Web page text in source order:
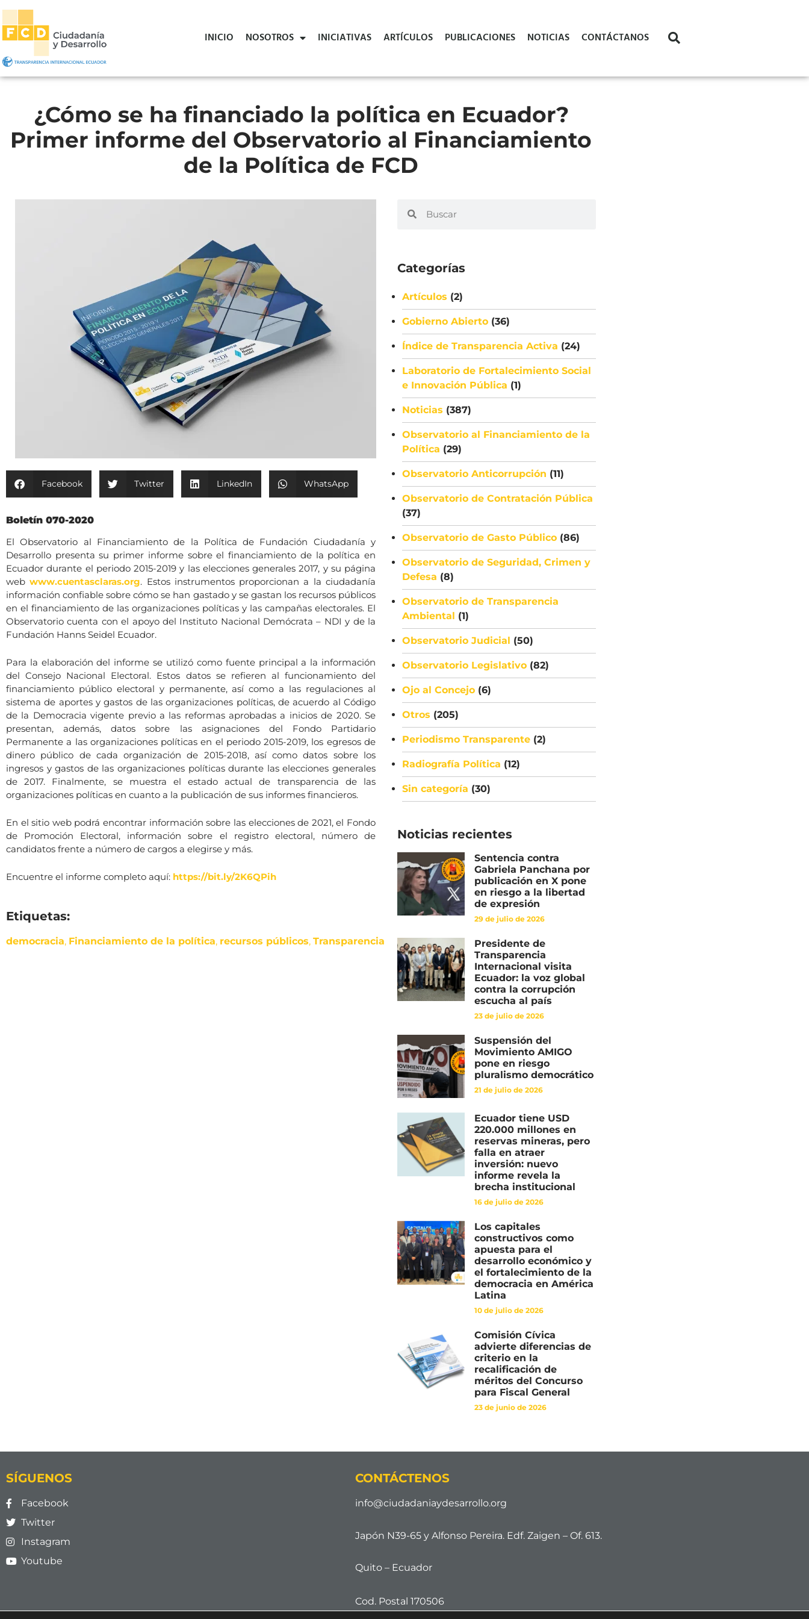
INICIO NOSOTROS INICIATIVAS ARTÍCULOS PUBLICACIONES NOTICIAS CONTÁCTANOS
¿Cómo se ha financiado la política en Ecuador?
Primer informe del Observatorio al Financiamiento
de la Política de FCD
Facebook Twitter LinkedIn WhatsApp
Boletín 070-2020
El Observatorio al Financiamiento de la Política de Fundación Ciudadanía y
Desarrollo presenta su primer informe sobre el financiamiento de la política en
Ecuador durante el periodo 2015-2019 y las elecciones generales 2017, y su página
webwww.cuentasclaras.org. Estos instrumentos proporcionan a la ciudadanía
información confiable sobre cómo se han gastado y se gastan los recursos públicos
en el financiamiento de las organizaciones políticas y las campañas electorales. El
Observatorio cuenta con el apoyo del Instituto Nacional Demócrata – NDI y de la
Fundación Hanns Seidel Ecuador.
Para la elaboración del informe se utilizó como fuente principal a la información
del Consejo Nacional Electoral. Estos datos se refieren al funcionamiento del
financiamiento público electoral y permanente, así como a las regulaciones al
sistema de aportes y gastos de las organizaciones políticas, de acuerdo al Código
de la Democracia vigente previo a las reformas aprobadas a inicios de 2020. Se
presentan, además, datos sobre las asignaciones del Fondo Partidario
Permanente a las organizaciones políticas en el periodo 2015-2019, los egresos de
dinero público de cada organización de 2015-2018, así como datos sobre los
ingresos y gastos de las organizaciones políticas durante las elecciones generales
de 2017. Finalmente, se muestra el estado actual de transparencia de las
organizaciones políticas en cuanto a la publicación de sus informes financieros.
En el sitio web podrá encontrar información sobre las elecciones de 2021, el Fondo
de Promoción Electoral, información sobre el registro electoral, número de
candidatos frente a número de cargos a elegirse y más.
Encuentre el informe completo aquí: https://bit.ly/2K6QPih
Etiquetas:
democracia, Financiamiento de la política, recursos públicos, Transparencia
Categorías
Artículos (2)
Gobierno Abierto (36)
Índice de Transparencia Activa (24)
Laboratorio de Fortalecimiento Social
e Innovación Pública (1)
Noticias (387)
Observatorio al Financiamiento de la
Política (29)
Observatorio Anticorrupción (11)
Observatorio de Contratación Pública
(37)
Observatorio de Gasto Público (86)
Observatorio de Seguridad, Crimen y
Defesa (8)
Observatorio de Transparencia
Ambiental (1)
Observatorio Judicial (50)
Observatorio Legislativo (82)
Ojo al Concejo (6)
Otros (205)
Periodismo Transparente (2)
Radiografía Política (12)
Sin categoría (30)
Noticias recientes
Sentencia contra
Gabriela Panchana por
publicación en X pone
en riesgo a la libertad
de expresión
29 de julio de 2026
Presidente de
Transparencia
Internacional visita
Ecuador: la voz global
contra la corrupción
escucha al país
23 de julio de 2026
Suspensión del
Movimiento AMIGO
pone en riesgo
pluralismo democrático
21 de julio de 2026
Ecuador tiene USD
220.000 millones en
reservas mineras, pero
falla en atraer
inversión: nuevo
informe revela la
brecha institucional
16 de julio de 2026
Los capitales
constructivos como
apuesta para el
desarrollo económico y
el fortalecimiento de la
democracia en América
Latina
10 de julio de 2026
Comisión Cívica
advierte diferencias de
criterio en la
recalificación de
méritos del Concurso
para Fiscal General
23 de junio de 2026
SÍGUENOS
Facebook
Twitter
Instagram
Youtube
CONTÁCTENOS
info@ciudadaniaydesarrollo.org
Japón N39-65 y Alfonso Pereira. Edf. Zaigen – Of. 613.
Quito – Ecuador
Cod. Postal 170506